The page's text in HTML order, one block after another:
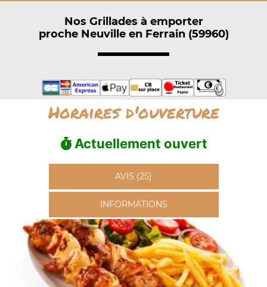
Nos Grillades à emporter
proche Neuville en Ferrain (59960)
Horaires d'ouverture
Actuellement ouvert
AVIS (25)
INFORMATIONS